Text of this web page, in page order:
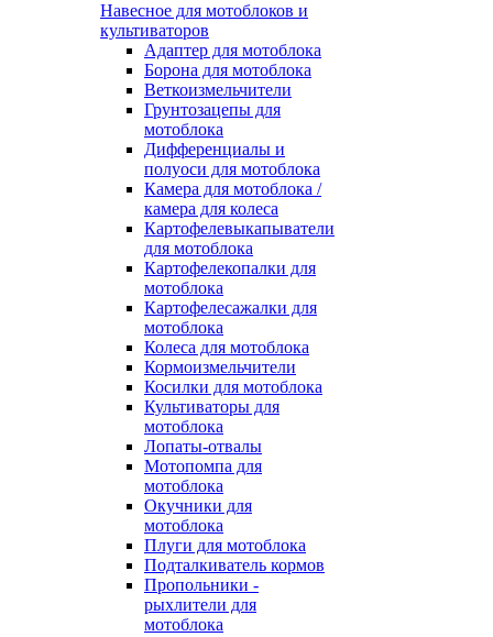
Навесное для мотоблоков и
культиваторов
Адаптер для мотоблока
Борона для мотоблока
Веткоизмельчители
Грунтозацепы для
мотоблока
Дифференциалы и
полуоси для мотоблока
Камера для мотоблока /
камера для колеса
Картофелевыкапыватели
для мотоблока
Картофелекопалки для
мотоблока
Картофелесажалки для
мотоблока
Колеса для мотоблока
Кормоизмельчители
Косилки для мотоблока
Культиваторы для
мотоблока
Лопаты-отвалы
Мотопомпа для
мотоблока
Окучники для
мотоблока
Плуги для мотоблока
Подталкиватель кормов
Пропольники -
рыхлители для
мотоблока